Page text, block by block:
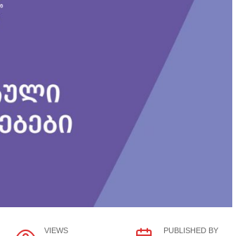
VIEWS PUBLISHED BY